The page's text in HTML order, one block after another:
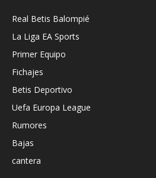
Real Betis Balompié
La Liga EA Sports
Primer Equipo
Fichajes
Betis Deportivo
Uefa Europa League
Rumores
Bajas
cantera